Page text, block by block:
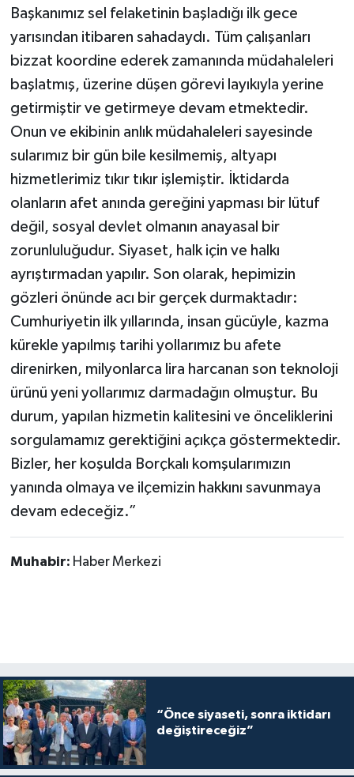
Başkanımız sel felaketinin başladığı ilk gece
yarısından itibaren sahadaydı. Tüm çalışanları
bizzat koordine ederek zamanında müdahaleleri
başlatmış, üzerine düşen görevi layıkıyla yerine
getirmiştir ve getirmeye devam etmektedir.
Onun ve ekibinin anlık müdahaleleri sayesinde
sularımız bir gün bile kesilmemiş, altyapı
hizmetlerimiz tıkır tıkır işlemiştir. İktidarda
olanların afet anında gereğini yapması bir lütuf
değil, sosyal devlet olmanın anayasal bir
zorunluluğudur. Siyaset, halk için ve halkı
ayrıştırmadan yapılır. Son olarak, hepimizin
gözleri önünde acı bir gerçek durmaktadır:
Cumhuriyetin ilk yıllarında, insan gücüyle, kazma
kürekle yapılmış tarihi yollarımız bu afete
direnirken, milyonlarca lira harcanan son teknoloji
ürünü yeni yollarımız darmadağın olmuştur. Bu
durum, yapılan hizmetin kalitesini ve önceliklerini
sorgulamamız gerektiğini açıkça göstermektedir.
Bizler, her koşulda Borçkalı komşularımızın
yanında olmaya ve ilçemizin hakkını savunmaya
devam edeceğiz.”
Muhabir: Haber Merkezi
“Önce siyaseti, sonra iktidarı
değiştireceğiz”